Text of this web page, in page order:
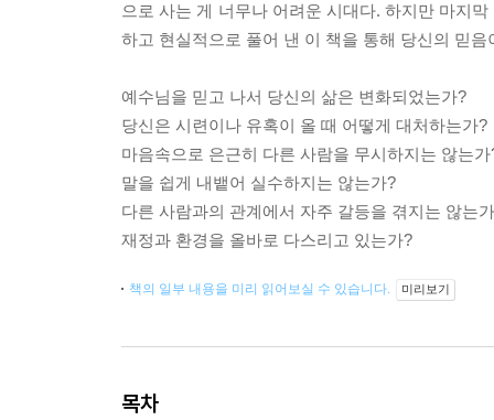
으로 사는 게 너무나 어려운 시대다. 하지만 마지
하고 현실적으로 풀어 낸 이 책을 통해 당신의 믿
예수님을 믿고 나서 당신의 삶은 변화되었는가?
당신은 시련이나 유혹이 올 때 어떻게 대처하는가?
마음속으로 은근히 다른 사람을 무시하지는 않는가
말을 쉽게 내뱉어 실수하지는 않는가?
다른 사람과의 관계에서 자주 갈등을 겪지는 않는
재정과 환경을 올바로 다스리고 있는가?
책의 일부 내용을 미리 읽어보실 수 있습니다. 미리보기
목차